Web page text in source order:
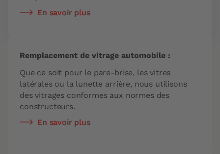
En savoir plus
Remplacement de vitrage automobile :
Que ce soit pour le pare-brise, les vitres
latérales ou la lunette arrière, nous utilisons
des vitrages conformes aux normes des
constructeurs.
En savoir plus